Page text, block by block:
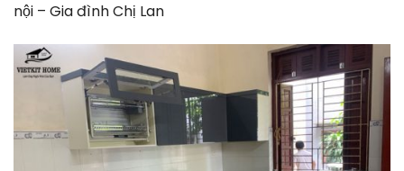
nội – Gia đình Chị Lan